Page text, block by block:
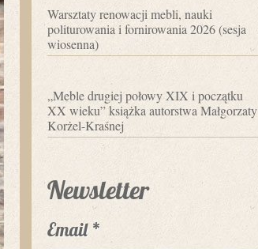
Warsztaty renowacji mebli, nauki
politurowania i fornirowania 2026 (sesja
wiosenna)
„Meble drugiej połowy XIX i początku
XX wieku” książka autorstwa Małgorzaty
Korżel-Kraśnej
Newsletter
Email *